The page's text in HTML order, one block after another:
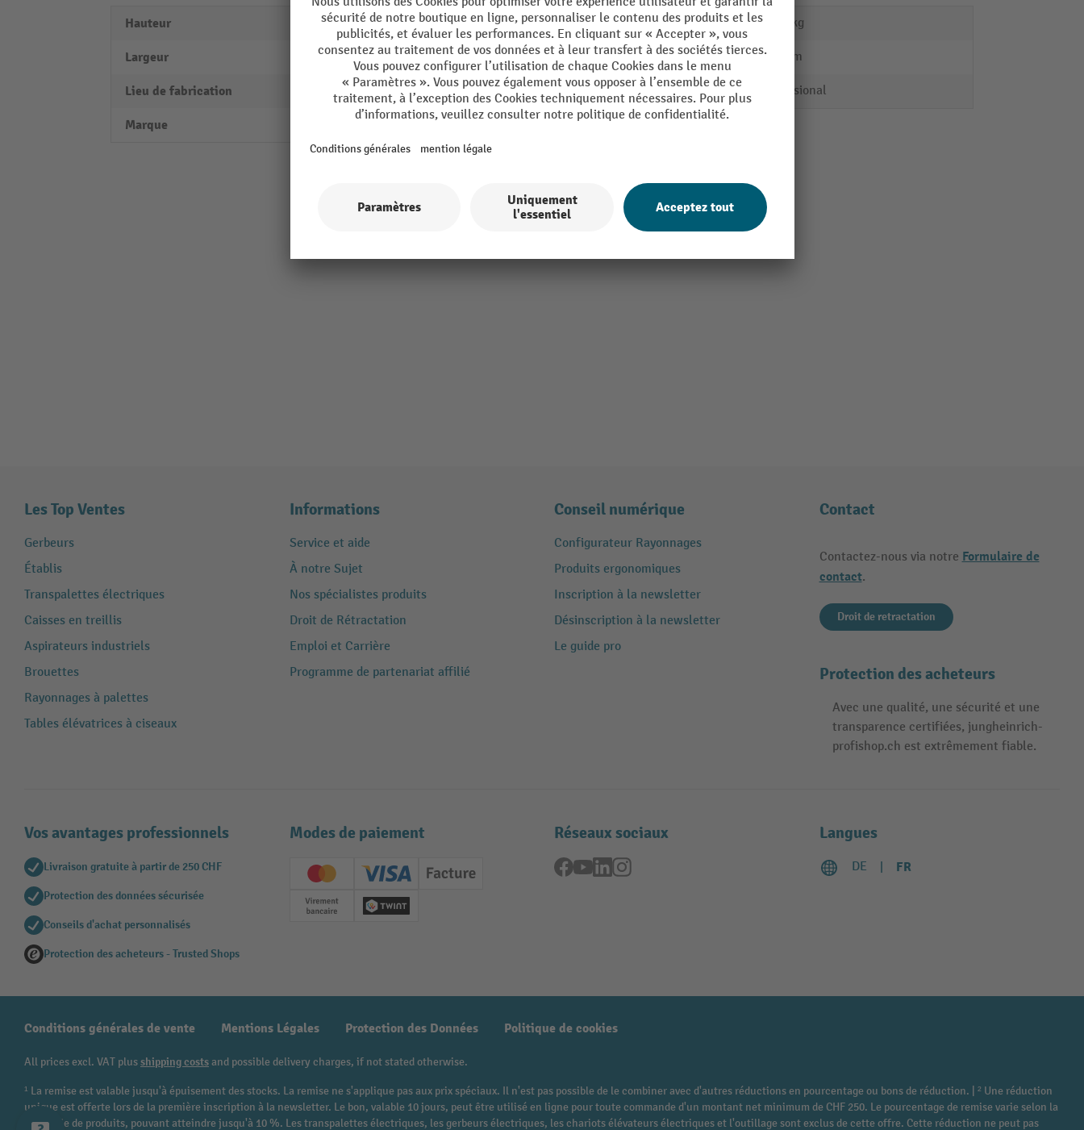
Hauteur 70 mm
Largeur 270 mm
Lieu de fabrication Made in Europe
Marque
Poids propre 0,718 kg
Profondeur 279 mm
Rubrique Professional
Les Top Ventes
Gerbeurs
Établis
Transpalettes électriques
Caisses en treillis
Aspirateurs industriels
Brouettes
Rayonnages à palettes
Tables élévatrices à ciseaux
Informations
Service et aide
À notre Sujet
Nos spécialistes produits
Droit de Rétractation
Emploi et Carrière
Programme de partenariat affilié
Conseil numérique
Configurateur Rayonnages
Produits ergonomiques
Inscription à la newsletter
Désinscription à la newsletter
Le guide pro
Contact
Contactez-nous via notre Formulaire de
contact.
Droit de retractation
Protection des acheteurs
Avec une qualité, une sécurité et une
transparence certifiées, jungheinrich-
profishop.ch est extrêmement fiable.
Vos avantages professionnels
Livraison gratuite à partir de 250 CHF
Protection des données sécurisée
Conseils d'achat personnalisés
Protection des acheteurs - Trusted Shops
Modes de paiement
Creditcard (Master)Creditcard (Visa)
Facture
Paiement anticipé
Twint
Réseaux sociaux
Facebook
YouTubeLinkedInInstagram
Langues
DE FR
Conditions générales de vente Mentions Légales Protection des Données Politique de cookies
All prices excl. VAT plusshipping costsand possible delivery charges, if not stated otherwise.
¹ La remise est valable jusqu'à épuisement des stocks. La remise ne s'applique pas aux prix spéciaux. Il n'est pas possible de le combiner avec d'autres réductions en pourcentage ou bons de réduction. | ² Une réduction
unique est offerte lors de la première inscription à la newsletter. Le bon, valable 10 jours, peut être utilisé en ligne pour toute commande d'un montant net minimum de CHF 250. Le pourcentage de remise varie selon la
catégorie de produits, pouvant atteindre jusqu'à 10 %. Les transpalettes électriques, les gerbeurs électriques, les chariots élévateurs électriques et l'outillage sont exclus de cette offre. Cette réduction ne peut pas